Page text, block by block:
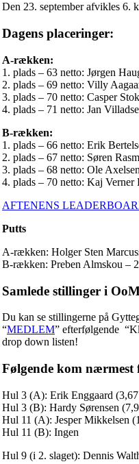
Den 23. september afvikles 6.
Dagens placeringer:
A-rækken:
1. plads – 63 netto: Jørgen
2. plads – 69 netto: Villy
3. plads – 70 netto: Casper
4. plads – 71 netto: Jan
B-rækken:
1. plads – 66 netto: Erik
2. plads – 67 netto: Søren
3. plads – 68 netto: Ole Axelsen
4. plads – 70 netto: Kaj Verner
AFTENENS
Putts
A-rækken: Holger Sten
B-rækken: Preben Almskou –
Samlede stillinger i
Du kan se stillingerne på
“MEDLEM” efterfølgende
drop down listen!
Følgende kom nærmest
Hul 3 (A): Erik Enggaard
Hul 3 (B): Hardy Sørensen
Hul 11 (A): Jesper Mikkelsen
Hul 11 (B): Ingen
Hul 9 (i 2. slaget): Dennis